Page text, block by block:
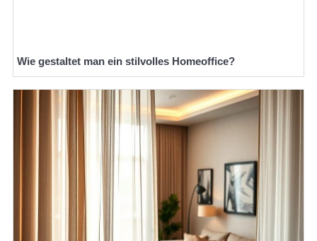
Wie gestaltet man ein stilvolles Homeoffice?